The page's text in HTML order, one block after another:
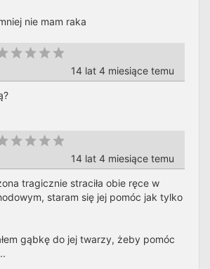
nie mam raka
14 lat 4 miesiące temu
14 lat 4 miesiące temu
tragicznie straciła obie ręce w
staram się jej pomóc jak tylko
gąbkę do jej twarzy, żeby pomóc